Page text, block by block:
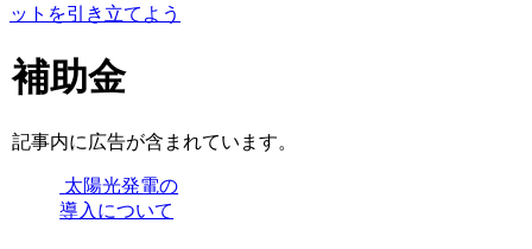
ットを引き立てよう
補助金
記事内に広告が含まれています。
太陽光発電の
導入について